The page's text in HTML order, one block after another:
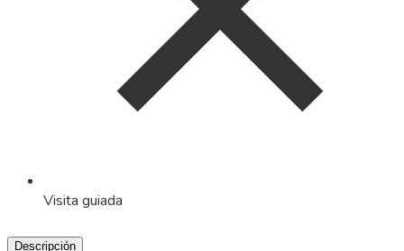
Visita guiada
Descripción